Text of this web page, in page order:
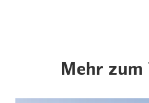
Mehr zum